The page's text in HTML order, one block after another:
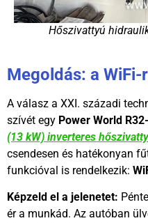
Hőszivattyú
Megoldás: a
A válasz a XXI. századi
szívét egy Power World
(13 kW) inverteres
csendesen és hatékonyan
funkcióval is rendelkezik:
Képzeld el a jelenetet:
ér a munkád. Az autóban